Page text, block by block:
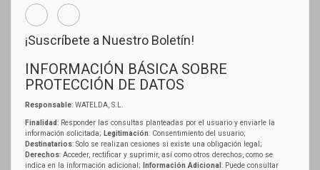
¡Suscríbete a Nuestro Boletín!
INFORMACIÓN BÁSICA SOBRE
PROTECCIÓN DE DATOS
Responsable: WATELDA, S.L.
Finalidad: Responder las consultas planteadas por el usuario y enviarle la
información solicitada; Legitimación: Consentimiento del usuario;
Destinatarios: Solo se realizan cesiones si existe una obligación legal;
Derechos: Acceder, rectificar y suprimir, así como otros derechos, como se
indica en la información adicional;
Información Adicional : Puede consultar